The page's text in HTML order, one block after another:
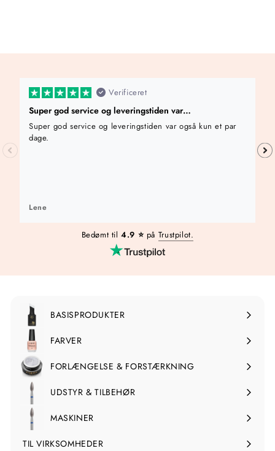
Verificeret
Super god service og leveringstiden var…
Super god service og leveringstiden var også kun et par
dage.
Lene
Bedømt til4.9 ⭐️ på Trustpilot.
BASISPRODUKTER
Udvid
undermenuen
FARVER
Udvid
undermenuenFORLÆNGELSE & FORSTÆRKNING
Udvid
undermenuenUDSTYR & TILBEHØR
Udvid
undermenuen
MASKINER
Udvid
undermenuen
TIL VIRKSOMHEDER